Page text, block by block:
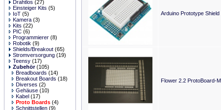
Drahtlos (27)
Einsteiger Kits (5)
IoT (5)
Kamera (3)
Kits (22)
PIC (6)
Programmierer (8)
Robotik (9)
Shields/Breakout (65)
Stromversorgung (19)
Teensy (17)
Zubehör(105)
Breadboards (14)
Breakout Boards (18)
Diverses (2)
Gehäuse (10)
Kabel (17)
Proto Boards (4)
Schnittstellen (9)
Arduino Prototype
Flower 2.2 ProtoBoard-